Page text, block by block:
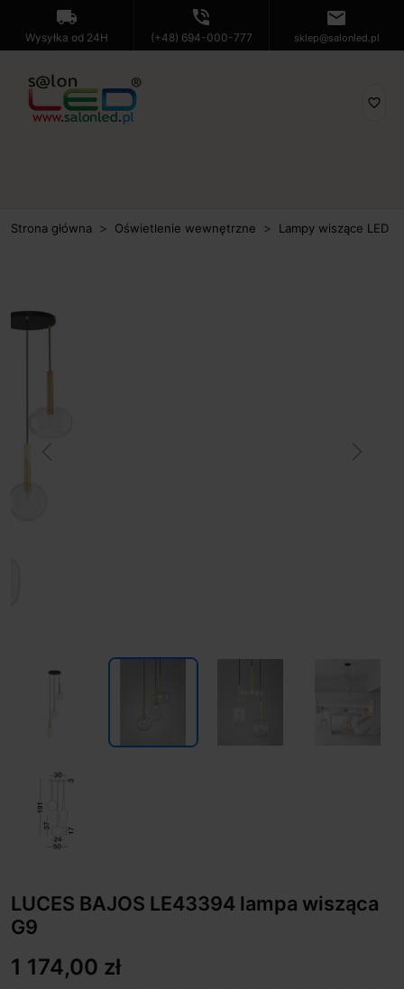
local_shipping
Wysyłka od 24H
phone_in_talk
(+48) 694-000-777
mail
sklep@salonled.pl
favorite_border
Strona główna Oświetlenie wewnętrzne Lampy wiszące LED
LUCES BAJOS LE43394 lampa wisząca
G9
1 174,00 zł